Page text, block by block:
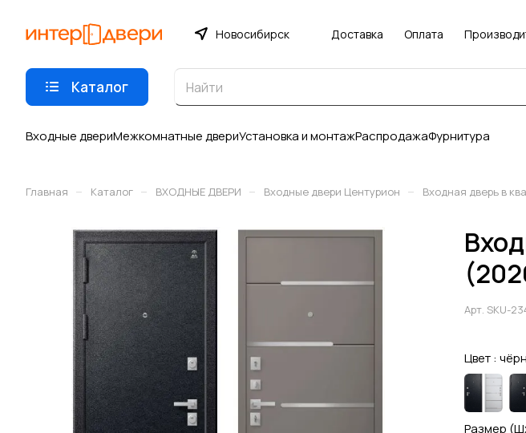
Новосибирск Доставка Оплата
Каталог
Входные двериМежкомнатные двериУстановка и монтажРаспродажаФурнитура
Главная – Каталог – ВХОДНЫЕ ДВЕРИ – Входные двери Центурион – Входная дверь в
Арт. SKU-
Цвет :
Размер